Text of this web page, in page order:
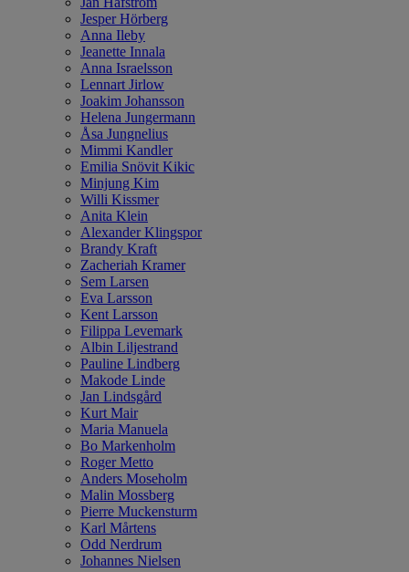
Jesper Hörberg
Anna Ileby
Jeanette Innala
Anna Israelsson
Lennart Jirlow
Joakim Johansson
Helena Jungermann
Åsa Jungnelius
Mimmi Kandler
Emilia Snövit Kikic
Minjung Kim
Willi Kissmer
Anita Klein
Alexander Klingspor
Brandy Kraft
Zacheriah Kramer
Sem Larsen
Eva Larsson
Kent Larsson
Filippa Levemark
Albin Liljestrand
Pauline Lindberg
Makode Linde
Jan Lindsgård
Kurt Mair
Maria Manuela
Bo Markenholm
Roger Metto
Anders Moseholm
Malin Mossberg
Pierre Muckensturm
Karl Mårtens
Odd Nerdrum
Johannes Nielsen